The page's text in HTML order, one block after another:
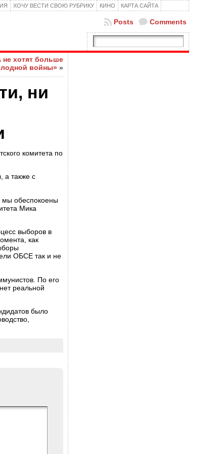
ХОЧУ ВЕСТИ СВОЮ РУБРИКУ КИНО КАРТА САЙТА
Comments
Posts
хотят больше
войны» »
ни
комитета по
а также с
мы обеспокоены
Мика
выборов в
как
ОБСЕ так и не
По его
реальной
было